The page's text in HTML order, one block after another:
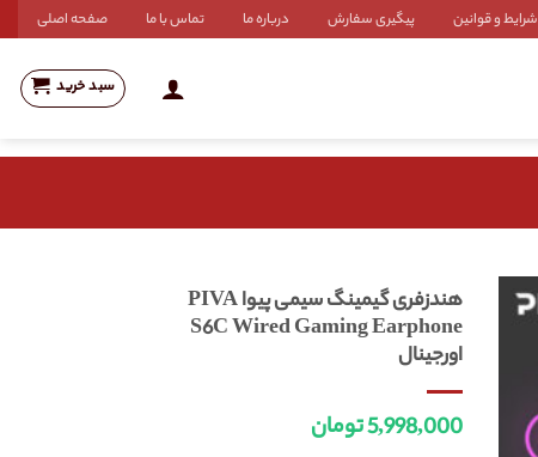
شرایط و قوانین پیگیری سفارش درباره ما تماس با ما صفحه اصلی
سبد خرید
هندزفری گیمینگ سیمی پیوا PIVA
S6C Wired Gaming Earphone
اورجینال
5,998,000تومان